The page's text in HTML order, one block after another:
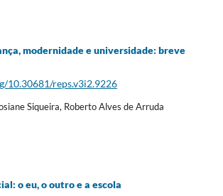
modernidade e universidade: breve
10.30681/reps.v3i2.9226
Siqueira, Roberto Alves de Arruda
o eu, o outro e a escola